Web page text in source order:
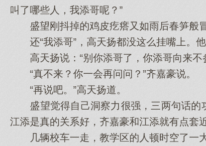
叫了哪些人，我添哥呢？”
盛望刚抖掉的鸡皮疙瘩又如雨后春笋般冒
还“我添哥”，高天扬都没这么挂嘴上。他
高天扬说：“别你添哥了，你添哥向来不
“真不来？你一会再问问？”齐嘉豪说。
“再说吧。”高天扬道。
盛望觉得自己洞察力很强，三两句话的
江添是真的关系好，齐嘉豪和江添就有点套
几辆校车一走，教学区的人顿时空了一大